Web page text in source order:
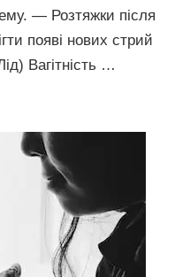
— Розтяжки після
появі нових стрий
Вагітність …